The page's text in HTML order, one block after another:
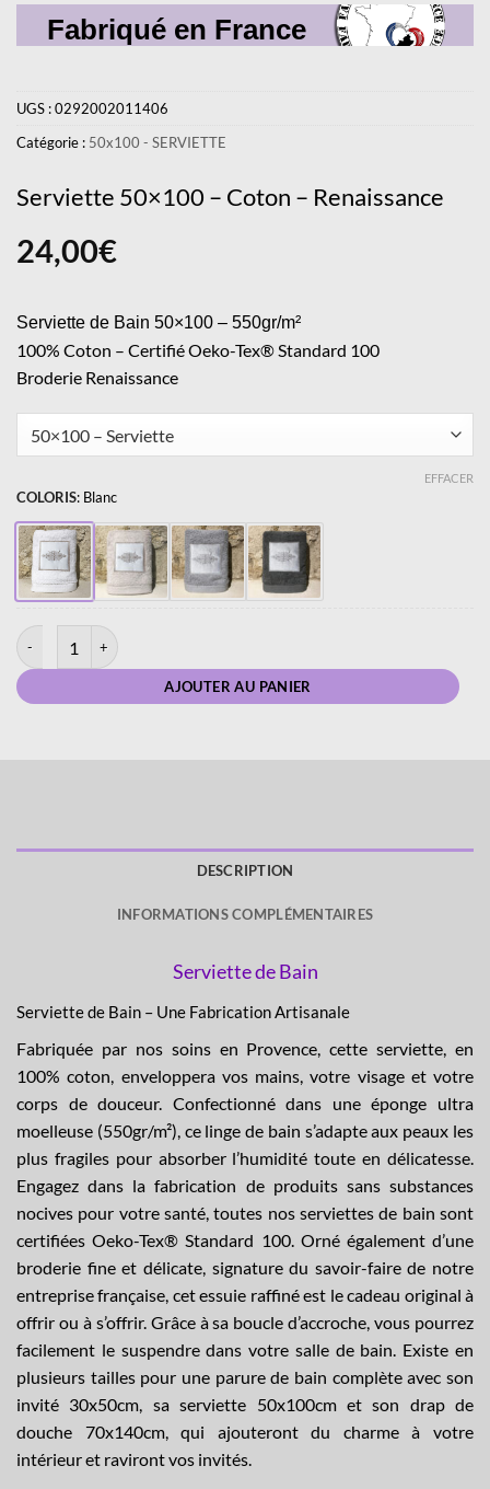
Fabriqué en France
UGS :0292002011406
Catégorie : 50x100 - SERVIETTE
Serviette 50×100 – Coton – Renaissance
24,00€
Serviette de Bain 50×100 – 550gr/m²
100% Coton – Certifié Oeko-Tex® Standard 100
Broderie Renaissance
COLORIS: Blanc
EFFACER
quantité de Serviette 50x100 - Coton - Renaissance
AJOUTER AU PANIER
DESCRIPTION
INFORMATIONS COMPLÉMENTAIRES
Serviette de Bain
Serviette de Bain – Une Fabrication Artisanale
Fabriquée par nos soins en Provence, cette serviette, en
100% coton, enveloppera vos mains, votre visage et votre
corps de douceur. Confectionné dans une éponge ultra
moelleuse (550gr/m²), ce linge de bain s’adapte aux peaux les
plus fragiles pour absorber l’humidité toute en délicatesse
Engagez dans la fabrication de produits sans substances
nocives pour votre santé, toutes nos serviettes de bain sont
certifiées Oeko-Tex® Standard 100. Orné également d’une
broderie fine et délicate, signature du savoir-faire de notre
entreprise française, cet essuie raffiné est le cadeau original à
offrir ou à s’offrir. Grâce à sa boucle d’accroche, vous pourrez
facilement le suspendre dans votre salle de bain. Existe en
plusieurs tailles pour une parure de bain complète avec son
invité 30x50cm, sa serviette 50x100cm et son drap de
douche 70x140cm, qui ajouteront du charme à votre
intérieur et raviront vos invités.